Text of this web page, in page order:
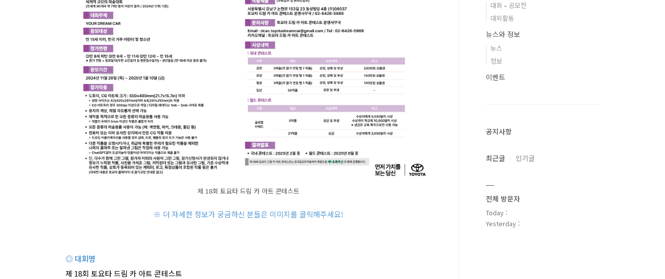
제 18회 토요타 드림 카 아트 콘테스트
※ 더 자세한 정보가 궁금하신 분들은 이미지를 클릭해주세요!
◎ 대회명
제 18회 토요타 드림 카 아트 콘테스트
대회 • 공모전
대외활동
뉴스와 정보
뉴스
정보
이벤트
공지사항
최근글 인기글
전체 방문자
Today :
Yesterday :